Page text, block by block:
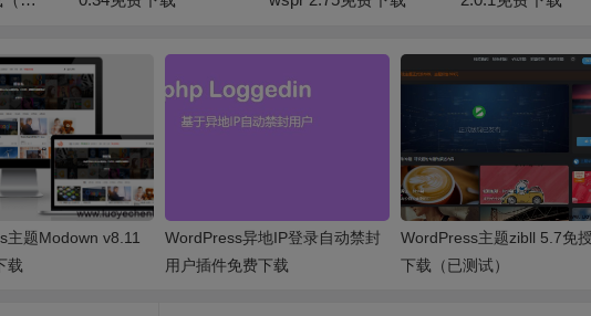
主题Modown v8.11
载
WordPress异地IP登录自动禁封
用户插件免费下载
WordPress主题zibll 5.7免
下载（已测试）